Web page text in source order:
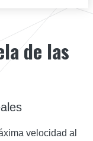
de las
velocidad al